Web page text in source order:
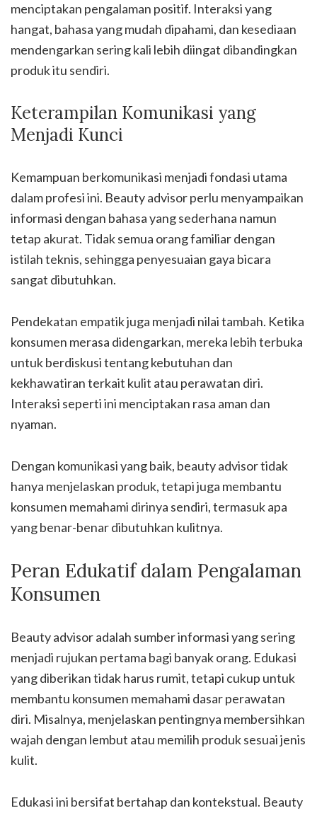
menciptakan pengalaman positif. Interaksi yang
hangat, bahasa yang mudah dipahami, dan kesediaan
mendengarkan sering kali lebih diingat dibandingkan
produk itu sendiri.
Keterampilan Komunikasi yang
Menjadi Kunci
Kemampuan berkomunikasi menjadi fondasi utama
dalam profesi ini. Beauty advisor perlu menyampaikan
informasi dengan bahasa yang sederhana namun
tetap akurat. Tidak semua orang familiar dengan
istilah teknis, sehingga penyesuaian gaya bicara
sangat dibutuhkan.
Pendekatan empatik juga menjadi nilai tambah. Ketika
konsumen merasa didengarkan, mereka lebih terbuka
untuk berdiskusi tentang kebutuhan dan
kekhawatiran terkait kulit atau perawatan diri.
Interaksi seperti ini menciptakan rasa aman dan
nyaman.
Dengan komunikasi yang baik, beauty advisor tidak
hanya menjelaskan produk, tetapi juga membantu
konsumen memahami dirinya sendiri, termasuk apa
yang benar-benar dibutuhkan kulitnya.
Peran Edukatif dalam Pengalaman
Konsumen
Beauty advisor adalah sumber informasi yang sering
menjadi rujukan pertama bagi banyak orang. Edukasi
yang diberikan tidak harus rumit, tetapi cukup untuk
membantu konsumen memahami dasar perawatan
diri. Misalnya, menjelaskan pentingnya membersihkan
wajah dengan lembut atau memilih produk sesuai jenis
kulit.
Edukasi ini bersifat bertahap dan kontekstual. Beauty